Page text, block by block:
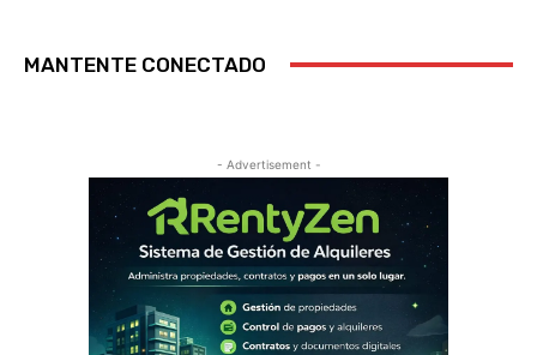
MANTENTE CONECTADO
- Advertisement -